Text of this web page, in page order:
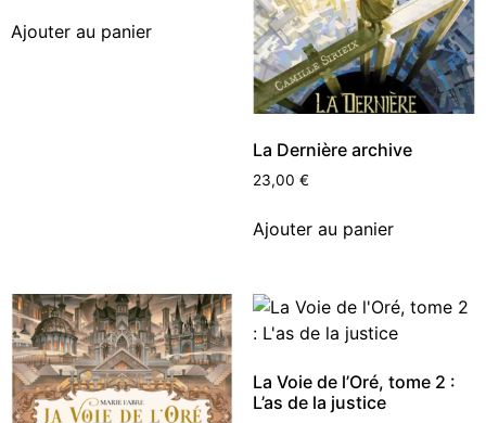
Ajouter au panier
La Dernière archive
23,00 €
Ajouter au panier
La Voie de l’Oré, tome 2 :
L’as de la justice